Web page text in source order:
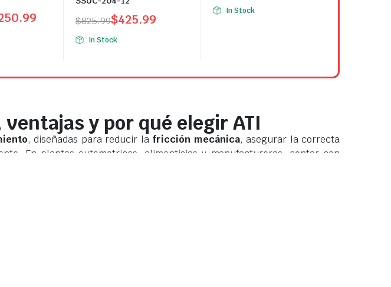
$825.99$425.99
In Stock
In Stock
y por qué elegir ATI
, diseñadas para reducir la fricción mecánica, asegurar la correcta
En plantas automotrices, alimenticias y manufactureras, contar con